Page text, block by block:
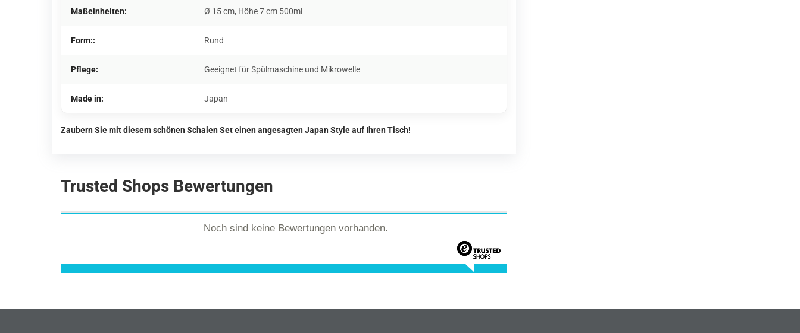
Maßeinheiten: Ø 15 cm, Höhe 7 cm 500ml
Form:: Rund
Pflege: Geeignet für Spülmaschine und Mikrowelle
Made in: Japan
Zaubern Sie mit diesem schönen Schalen Set einen angesagten Japan Style auf Ihren Tisch!
Trusted Shops Bewertungen
Noch sind keine Bewertungen vorhanden.